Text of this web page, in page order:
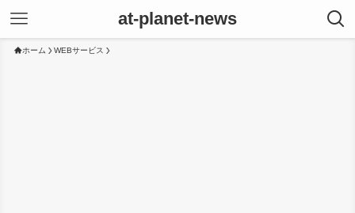
at-planet-news
ホーム WEBサービス